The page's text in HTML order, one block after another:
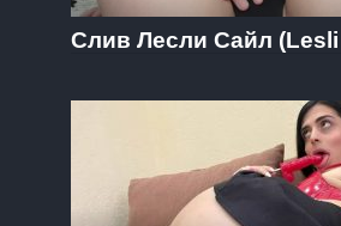
Слив Лесли Сайл (Lesli